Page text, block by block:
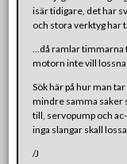
isär tidigare, det har
och stora verktyg har
…då ramlar
motorn inte vill lossna
Sök här på hur man
mindre samma saker
till, servopump och
inga slangar skall
/J